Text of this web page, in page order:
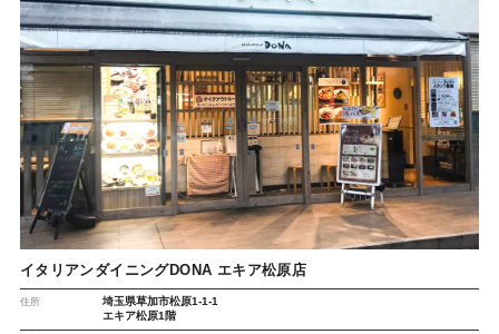
イタリアンダイニングDONA エキア松原店
住所
埼玉県草加市松原1-1-1
エキア松原1階